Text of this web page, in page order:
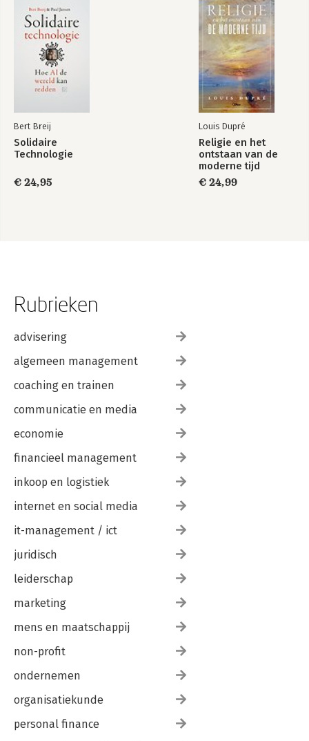
Bert Breij
Solidaire
Technologie
€ 24,95
Louis Dupré
Religie en het
ontstaan van de
moderne tijd
€ 24,99
Rubrieken
advisering
algemeen management
coaching en trainen
communicatie en media
economie
financieel management
inkoop en logistiek
internet en social media
it-management / ict
juridisch
leiderschap
marketing
mens en maatschappij
non-profit
ondernemen
organisatiekunde
personal finance